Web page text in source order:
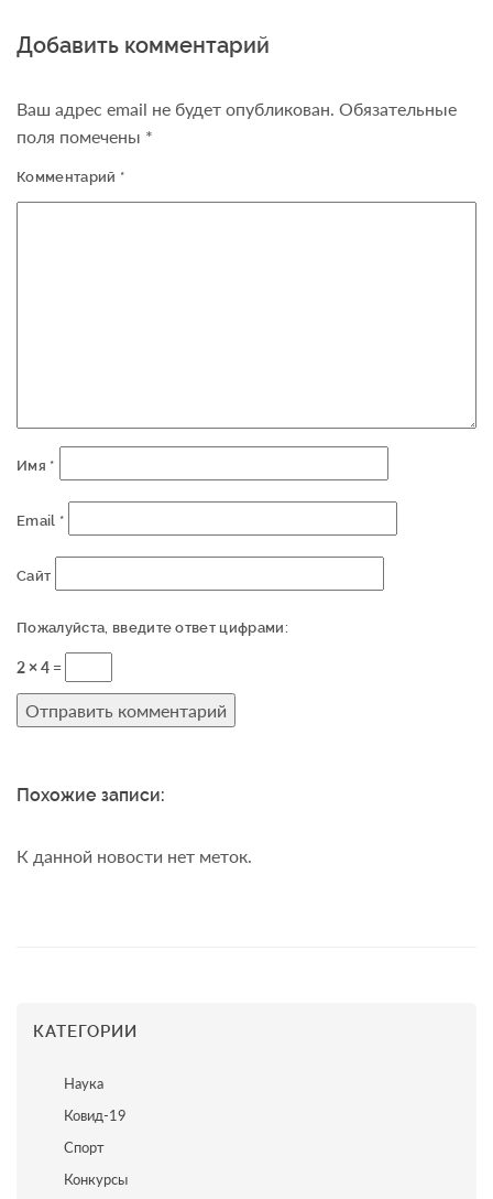
Добавить комментарий
Ваш адрес email не будет опубликован. Обязательные
поля помечены *
Комментарий *
Имя *
Email *
Сайт
Пожалуйста, введите ответ цифрами:
2 × 4 =
Похожие записи:
К данной новости нет меток.
КАТЕГОРИИ
Наука
Ковид-19
Спорт
Конкурсы